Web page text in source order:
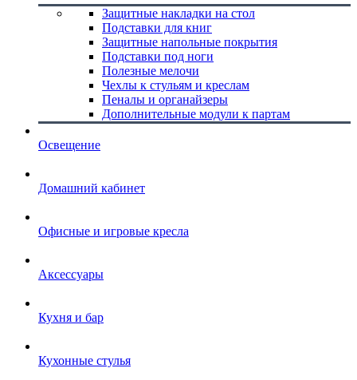
Защитные накладки на стол
Подставки для книг
Защитные напольные покрытия
Подставки под ноги
Полезные мелочи
Чехлы к стульям и креслам
Пеналы и органайзеры
Дополнительные модули к партам
Освещение
Домашний кабинет
Офисные и игровые кресла
Аксессуары
Кухня и бар
Кухонные стулья